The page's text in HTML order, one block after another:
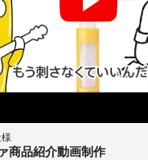
商品紹介動画制作
ーアイデム」PR動画（連